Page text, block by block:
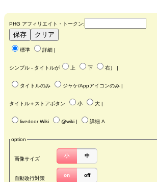
PHG アフィリエイト・トークン:
標準 詳細
シンプル - タイトルが 上 下 右） |
タイトルのみ ジャケ/Appアイコンのみ
タイトル＋ストアボタン 小 大
livedoor Wiki @wiki 詳細 A
option
画像サイズ
小 中
自動改行対策
on off